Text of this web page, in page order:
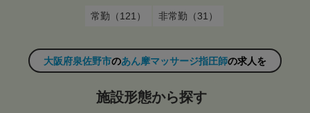
常勤（121） 非常勤（31）
大阪府泉佐野市のあん摩マッサージ指圧師の求人を
施設形態から探す